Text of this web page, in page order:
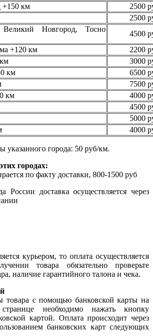
км
2500
2500
Великий Новгород, Тосно
4500
+120 км
2200
3000
км
6500
7500
км
4000
4500
5000
4000
указанного города: 50 руб/км.
городах:
по факту доставки, 800-1500 руб
России доставка осуществляется через
курьером, то оплата осуществляется
товара обязательно проверьте
наличие гарантийного талона и чека.
товара с помощью банковской карты на
странице необходимо нажать кнопку
картой. Оплата происходит через
банковских карт следующих